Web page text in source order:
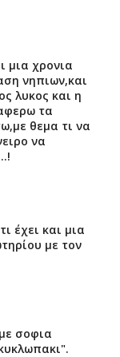
μια χρονια
νηπιων,και
λυκος και η
τα
θεμα τι να
να
έχει και μια
με τον
σοφια